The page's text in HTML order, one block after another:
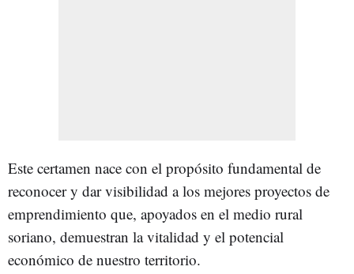
Este certamen nace con el propósito fundamental de
reconocer y dar visibilidad a los mejores proyectos de
emprendimiento que, apoyados en el medio rural
soriano, demuestran la vitalidad y el potencial
económico de nuestro territorio.